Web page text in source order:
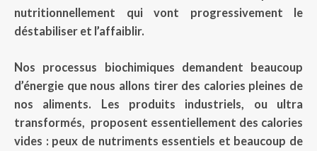
nutritionnellement qui vont progressivement le
déstabiliser et l’affaiblir.
Nos processus biochimiques demandent beaucoup
d’énergie que nous allons tirer des calories pleines de
nos aliments. Les produits industriels, ou ultra
transformés, proposent essentiellement des calories
vides : peux de nutriments essentiels et beaucoup de